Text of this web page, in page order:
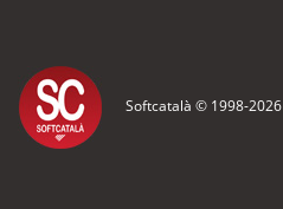
Softcatalà © 1998-2026